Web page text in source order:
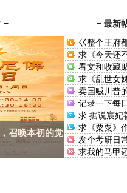
≡ ≡ 最新
召唤本初的觉
巜整个王府
（美食 ...
求《今天还
吗???》作
看文和收藏
求《乱世女
者：阿 ...
卖国贼川普
记录一下每
求 据说宸妃
者：蒹 ...
求《粟粟》
歌
发个考研日
求我的马甲